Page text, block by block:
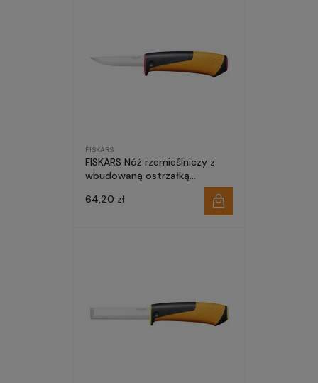
FISKARS
FISKARS Nóż rzemieślniczy z
wbudowaną ostrzałką
64,20 zł